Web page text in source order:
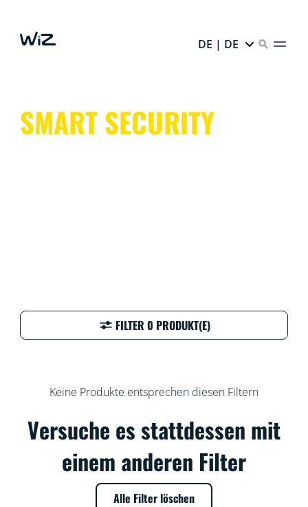
DE | DE
SMART SECURITY
FILTER 0 PRODUKT(E)
Keine Produkte entsprechen diesen Filtern
Versuche es stattdessen mit
einem anderen Filter
Alle Filter löschen